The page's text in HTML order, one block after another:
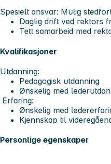
Spesielt ansvar: Mulig
Daglig drift ved rektors
Tett samarbeid med
Kvalifikasjoner
Utdanning:
Pedagogisk utdanning
Ønskelig med
Erfaring:
Ønskelig med
Kjennskap til
Personlige egenskaper